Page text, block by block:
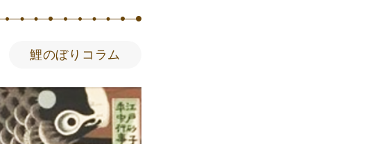
鯉のぼりコラム